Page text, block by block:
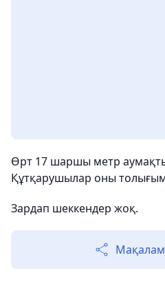
Өрт 17 шаршы метр
Құтқарушылар оны
Зардап шеккендер жоқ.